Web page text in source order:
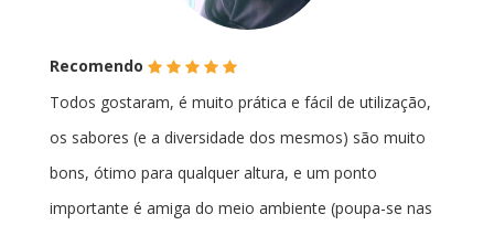
Recomendo (*)(*)(*)(*)(*)
Todos gostaram, é muito prática e fácil de utilização,
os sabores (e a diversidade dos mesmos) são muito
bons, ótimo para qualquer altura, e um ponto
importante é amiga do meio ambiente (poupa-se nas